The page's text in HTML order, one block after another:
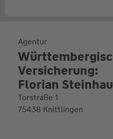
Agentur
Versicherung:
Florian
Torstraße 1
75438 Knittlingen